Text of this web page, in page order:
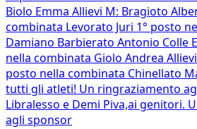
Biolo Emma Allievi M: Bragioto
combinata Levorato Juri 1° posto
Damiano Barbierato Antonio Colle
nella combinata Giolo Andrea
posto nella combinata Chinellato
tutti gli atleti! Un ringraziamento
Libralesso e Demi Piva,ai genitori.
agli sponsor